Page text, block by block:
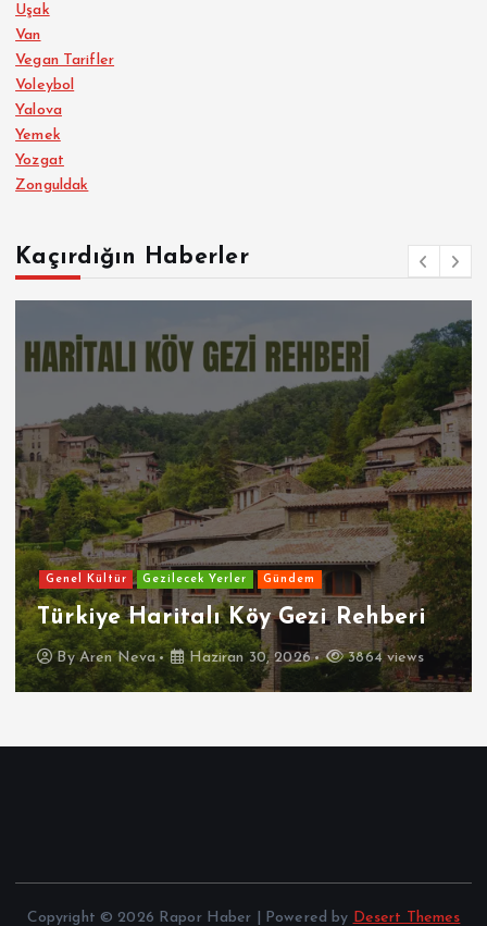
Uşak
Van
Vegan Tarifler
Voleybol
Yalova
Yemek
Yozgat
Zonguldak
Kaçırdığın Haberler
Genel Kültür Gezilecek Yerler Gündem
Türkiye Haritalı Köy Gezi Rehberi
ByAren Neva Haziran 30, 2026 3864 views
Copyright © 2026 Rapor Haber | Powered by Desert Themes